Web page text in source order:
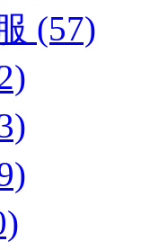
(57)